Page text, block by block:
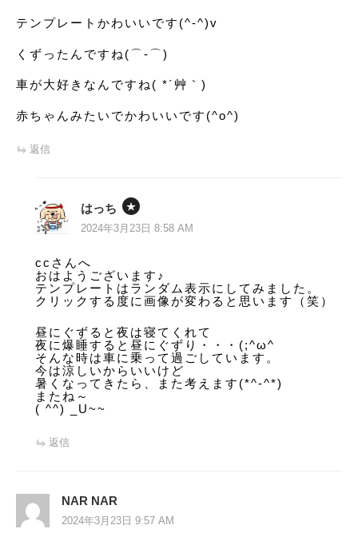
テンプレートかわいいです(^-^)v
くずったんですね(⌒‐⌒)
車が大好きなんですね( *´艸｀)
赤ちゃんみたいでかわいいです(^o^)
返信
はっち
2024年3月23日 8:58 AM
ccさんへ
おはようございます♪
テンプレートはランダム表示にしてみました。
クリックする度に画像が変わると思います（笑）
昼にぐずると夜は寝てくれて
夜に爆睡すると昼にぐずり・・・(;^ω^
そんな時は車に乗って過ごしています。
今は涼しいからいいけど
暑くなってきたら、また考えます(*^-^*)
またね～
( ^^) _U~~
返信
NAR NAR
2024年3月23日 9:57 AM